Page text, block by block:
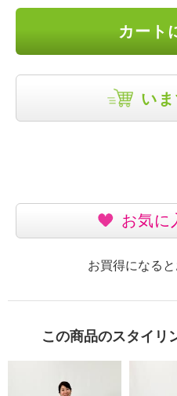
カート
い
お気に
お買得になる
この商品のスタイリ